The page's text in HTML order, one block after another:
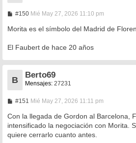
#150M
n
s
j
Mié May 27, 2026 11:10 pm
Morita es el símbolo del Madrid de
El Faubert de hace 20 años
B
Berto69
Mensajes: 27231
#151 M
n
a
j
Mié May 27, 2026 11:11 pm
Con la llegada de Gordon al Barcelona,
intensificado la negociación con Morita.
quiere cerrarlo cuanto antes.